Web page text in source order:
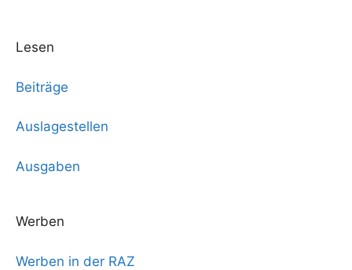
Lesen
Beiträge
Auslagestellen
Ausgaben
Werben
Werben in der RAZ